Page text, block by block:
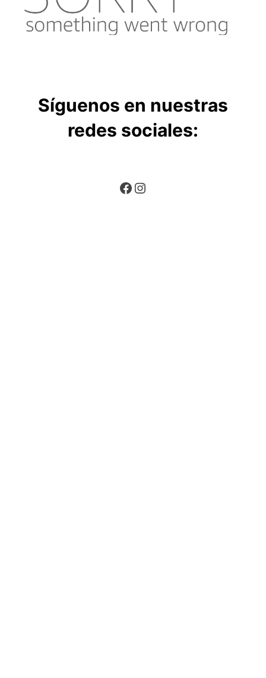
Síguenos en nuestras
redes sociales:
Facebook
Instagram